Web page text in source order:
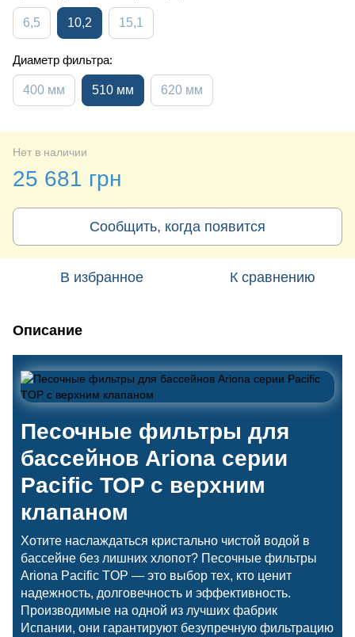
6,5 10,2 15,1
Диаметр фильтра:
400 мм 510 мм 620 мм
Нет в наличии
25 681 грн
Сообщить, когда появится
В избранное К сравнению
Описание
Песочные фильтры для
бассейнов Ariona серии
Pacific TOP с верхним
клапаном
Хотите наслаждаться кристально чистой водой в
бассейне без лишних хлопот? Песочные фильтры
Ariona Pacific TOP — это выбор тех, кто ценит
надежность, долговечность и эффективность.
Производимые на одной из лучших фабрик
Испании, они гарантируют безупречную фильтрацию